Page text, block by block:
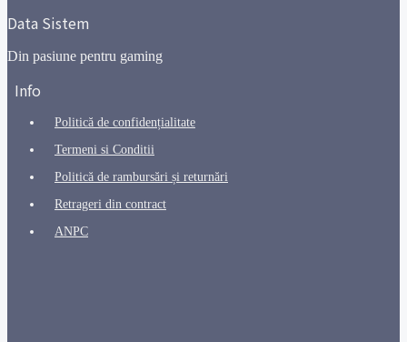
Data Sistem
Din pasiune pentru gaming
Info
Politică de confidențialitate
Termeni si Conditii
Politică de rambursări și returnări
Retrageri din contract
ANPC